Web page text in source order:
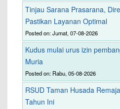
Tinjau Sarana Prasarana,
Pastikan Layanan Optimal
Posted on: Jumat, 07-08-2026
Kudus mulai urus izin
Muria
Posted on: Rabu, 05-08-2026
RSUD Taman Husada
Tahun Ini